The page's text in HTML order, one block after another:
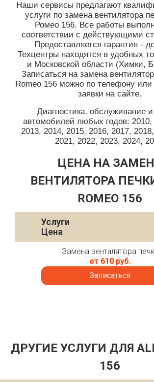
Наши сервисы предлагают
услуги по замена вентилятора
Ромео 156. Все работы
соответствии с действующими
Предоставляется гарантия -
Техцентры находятся в удобных
и Московской области (Химки,
Записаться на замена
Romeo 156 можно по телефону
заявки на сайте.
Диагностика, обслуживание
автомобилей любых годов: 2010,
2013, 2014, 2015, 2016, 2017,
2021, 2022, 2023, 2024,
ЦЕНА НА
ВЕНТИЛЯТОРА
ROMEO 156
Услуги
Цена
Замена вентилятора
от 610 руб.
Записаться
ДРУГИЕ УСЛУГИ ДЛЯ
156